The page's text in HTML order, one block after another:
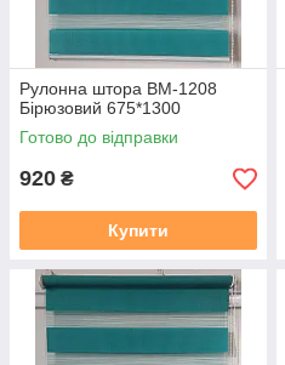
Рулонна штора ВМ-1208
Бірюзовий 675*1300
Готово до відправки
920 ₴
Купити